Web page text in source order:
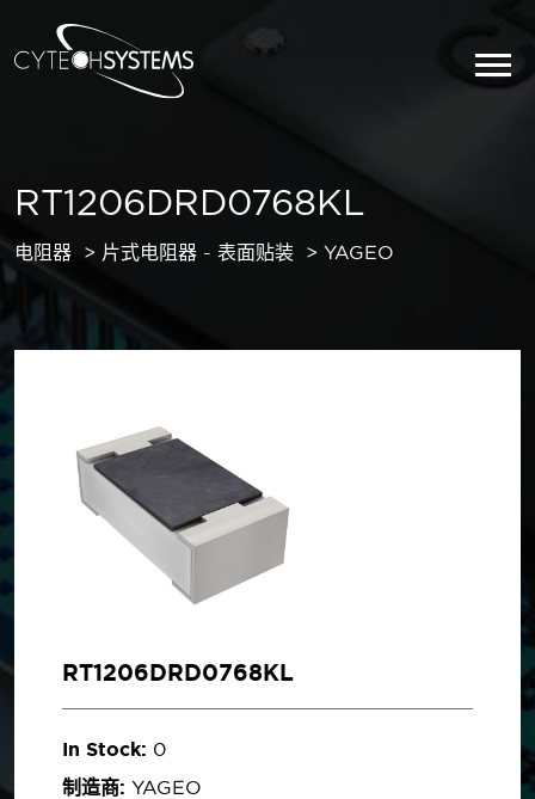
RT1206DRD0768KL
电阻器 片式电阻器 - 表面贴装 YAGEO
RT1206DRD0768KL
In Stock: 0
制造商: YAGEO